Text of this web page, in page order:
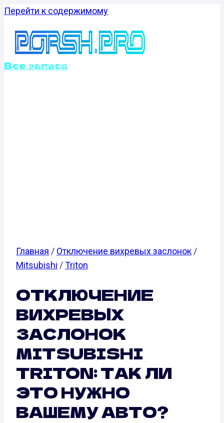
Перейти к содержимому
Все записи
Главная / Отключение вихревых заслонок /
Mitsubishi /Triton
ОТКЛЮЧЕНИЕ
ВИХРЕВЫХ
ЗАСЛОНОК
MITSUBISHI
TRITON: ТАК ЛИ
ЭТО НУЖНО
ВАШЕМУ АВТО?